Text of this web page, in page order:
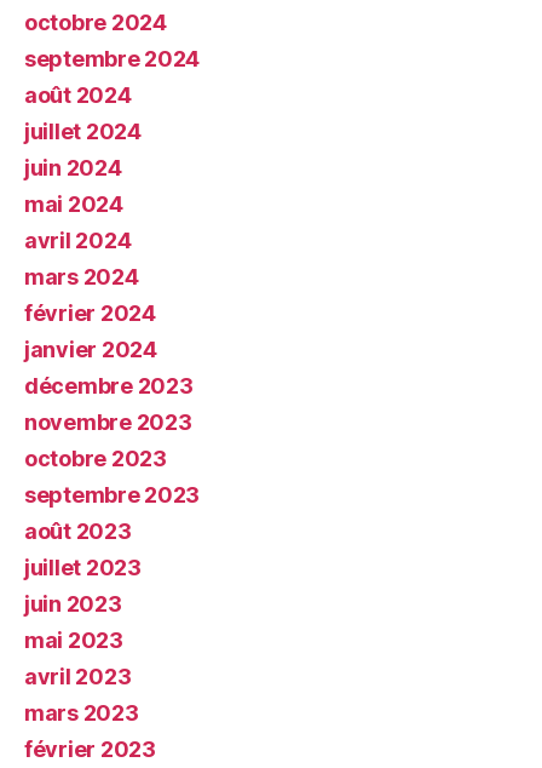
octobre 2024
septembre 2024
août 2024
juillet 2024
juin 2024
mai 2024
avril 2024
mars 2024
février 2024
janvier 2024
décembre 2023
novembre 2023
octobre 2023
septembre 2023
août 2023
juillet 2023
juin 2023
mai 2023
avril 2023
mars 2023
février 2023